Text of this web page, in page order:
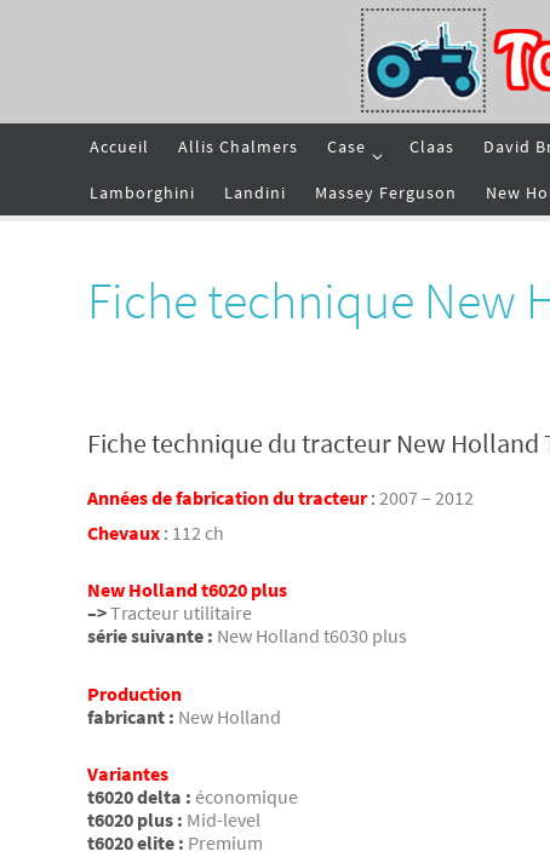
Accueil Allis Chalmers Case Claas David
Lamborghini Landini Massey Ferguson New
Fiche technique New
Fiche technique du tracteur New Holland
Années de fabrication du tracteur: 2007 – 2012
Chevaux : 112 ch
New Holland t6020 plus
–>Tracteur utilitaire
série suivante : New Holland t6030 plus
Production
fabricant : New Holland
Variantes
t6020 delta : économique
t6020 plus : Mid-level
t6020 elite : Premium